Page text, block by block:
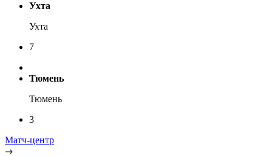
Ухта
Ухта
7
Тюмень
Тюмень
3
Матч-центр